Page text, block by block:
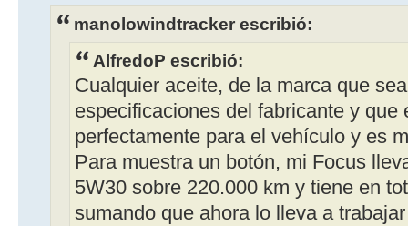
manolowindtracker escribió:
AlfredoP escribió:
Cualquier aceite, de la marca que
especificaciones del fabricante y que
perfectamente para el vehículo y es
Para muestra un botón, mi Focus
5W30 sobre 220.000 km y tiene en
sumando que ahora lo lleva a